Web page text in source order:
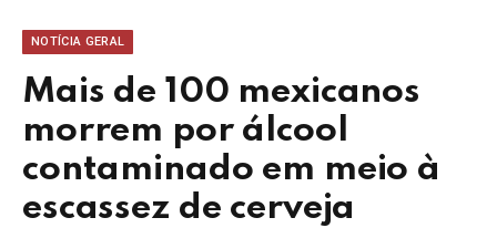
NOTÍCIA GERAL
Mais de 100 mexicanos
morrem por álcool
contaminado em meio à
escassez de cerveja